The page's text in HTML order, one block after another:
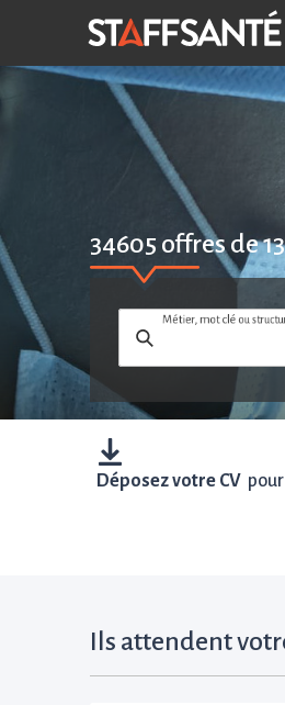
34605 offres de
Métier, mot clé ou
Déposez votre CV
Ils attendent